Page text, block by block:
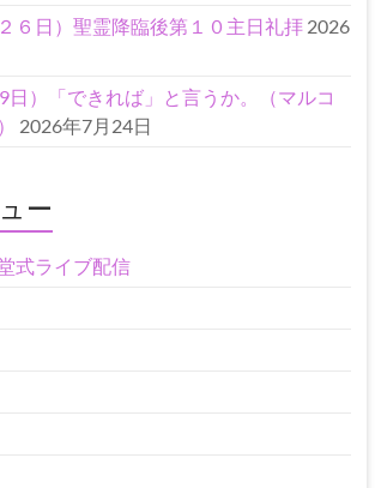
６日）聖霊降臨後第１０主日礼拝 2026
日）「できれば」と言うか。（マルコ
2026年7月24日
ー
式ライブ配信